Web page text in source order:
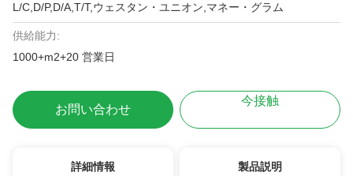
L/C,D/P,D/A,T/T,ウェスタン・ユニオン,マネー・グラム
供給能力:
1000+m2+20 営業日
お問い合わせ
今接触
詳細情報 製品説明